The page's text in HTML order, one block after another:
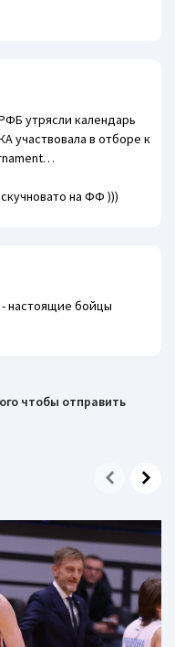
утрясли календарь
участвовала в отборе к
на ФФ )))
настоящие бойцы
чтобы отправить